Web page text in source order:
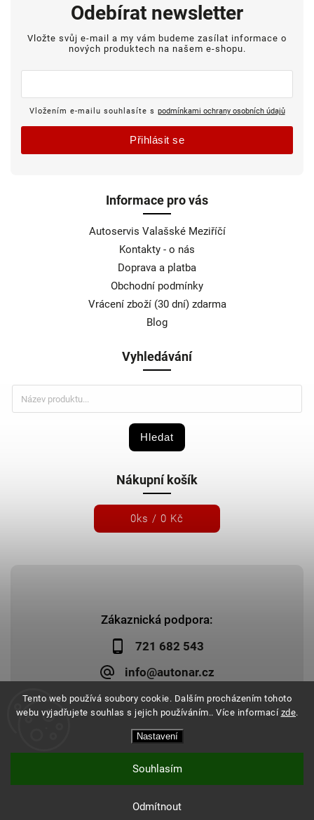
Tento web používá soubory cookie. Dalším procházením tohoto
webu vyjadřujete souhlas s jejich používáním.. Více informací zde.
Nastavení
Odmítnout
Souhlasím
Zákaznická podpora:
721 682 543
info@autonar.cz
Informace pro vás
Autoservis Valašské Meziříčí
Kontakty - o nás
Doprava a platba
Obchodní podmínky
Vrácení zboží (30 dní) zdarma
Blog
Vyhledávání
Hledat
Nákupní košík
0ks / 0 Kč
Odebírat newsletter
Vložte svůj e-mail a my vám budeme zasílat informace o
nových produktech na našem e-shopu.
Vložením e-mailu souhlasíte s podmínkami ochrany osobních údajů
Přihlásit se
Autonar.cz. Všechna práva vyhrazena.
| Design Shoptak.cz